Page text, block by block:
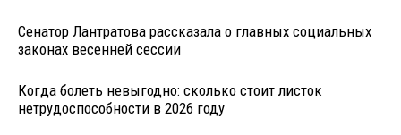
Сенатор Лантратова рассказала о главных социальных
законах весенней сессии
Когда болеть невыгодно: сколько стоит листок
нетрудоспособности в 2026 году